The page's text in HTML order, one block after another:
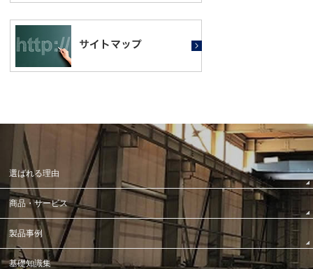
選ばれる理由
商品・サービス
製品事例
基礎知識集